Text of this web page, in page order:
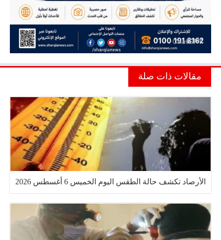
مقالات ذات صلة
الأرصاد تكشف حالة الطقس اليوم الخميس 6 أغسطس 2026